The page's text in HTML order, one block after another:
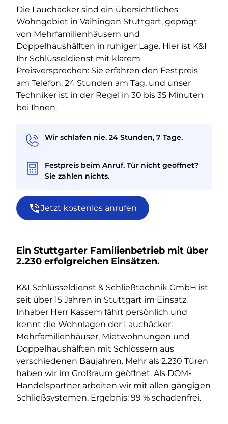
Die Lauchäcker sind ein übersichtliches
Wohngebiet in Vaihingen Stuttgart, geprägt
von Mehrfamilienhäusern und
Doppelhaushälften in ruhiger Lage. Hier ist K&I
Ihr Schlüsseldienst mit klarem
Preisversprechen: Sie erfahren den Festpreis
am Telefon, 24 Stunden am Tag, und unser
Techniker ist in der Regel in 30 bis 35 Minuten
bei Ihnen.
Wir schlafen nie. 24 Stunden, 7 Tage.
Festpreis beim Anruf. Tür nicht geöffnet?
Sie zahlen nichts.
Jetzt kostenlos anrufen
Ein Stuttgarter Familienbetrieb mit über
2.230 erfolgreichen Einsätzen.
K&I Schlüsseldienst & Schließtechnik GmbH ist
seit über 15 Jahren in Stuttgart im Einsatz.
Inhaber Herr Kassem fährt persönlich und
kennt die Wohnlagen der Lauchäcker:
Mehrfamilienhäuser, Mietwohnungen und
Doppelhaushälften mit Schlössern aus
verschiedenen Baujahren. Mehr als 2.230 Türen
haben wir im Großraum geöffnet. Als DOM-
Handelspartner arbeiten wir mit allen gängigen
Schließsystemen. Ergebnis: 99 % schadenfrei.